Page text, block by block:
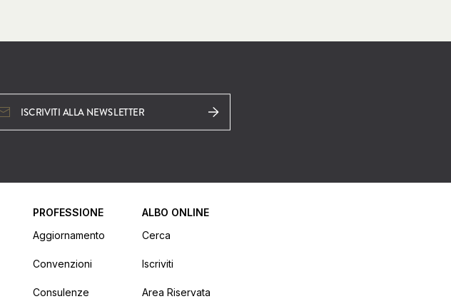
ISCRIVITI ALLA NEWSLETTER
PROFESSIONE
Aggiornamento
Convenzioni
Consulenze
ALBO ONLINE
Cerca
Iscriviti
Area Riservata